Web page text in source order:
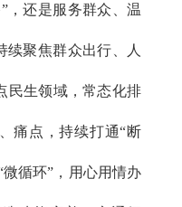
，还是服务群众、温
续聚焦群众出行、人
民生领域，常态化排
痛点，持续打通“断
循环”，用心用情办